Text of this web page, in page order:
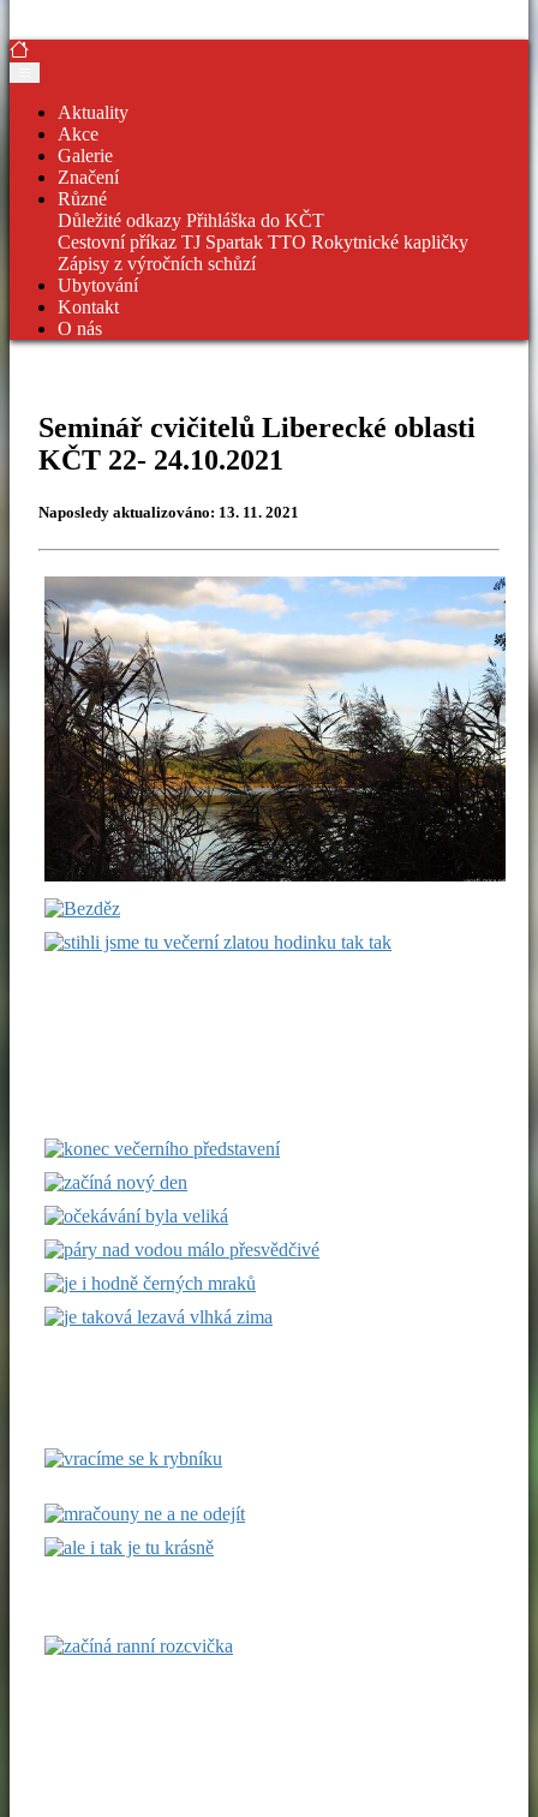
Aktuality
Akce
Galerie
Značení
Různé
Důležité odkazy Přihláška do KČT
Cestovní příkaz TJ Spartak TTO Rokytnické kapličky
Zápisy z výročních schůzí
Ubytování
Kontakt
O nás
Seminář cvičitelů Liberecké oblasti
KČT 22- 24.10.2021
Naposledy aktualizováno: 13. 11. 2021